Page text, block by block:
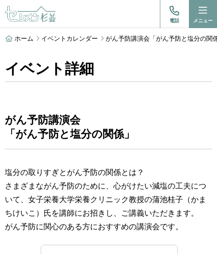
電話 メニュー
ホーム イベントカレンダー がん予防講演会「がん予防と塩分の関
イベント詳細
がん予防講演会
「がん予防と塩分の関係」
塩分の取りすぎとがん予防の関係とは？
さまざまながん予防のために、心がけたい減塩の工夫につ
いて、女子栄養大学栄養クリニック教授の蒲池桂子（かま
ちけいこ）氏を講師にお招きし、ご講義いただきます。
がん予防に関心のある方におすすめの講演会です。